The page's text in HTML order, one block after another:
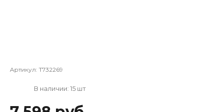
Артикул: T732269
В наличии: 15 шт